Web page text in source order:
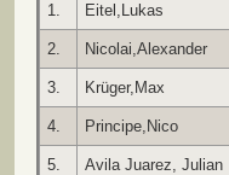
1. Eitel,Lukas
2. Nicolai,Alexander
3. Krüger,Max
4. Principe,Nico
5. Avila Juarez, Julian